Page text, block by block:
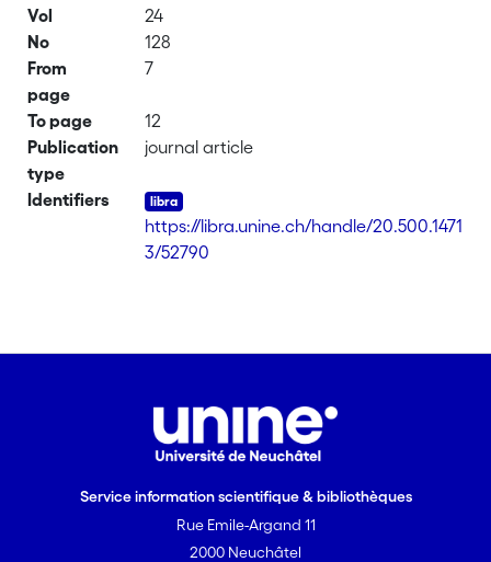
Vol
24
No
128
From
page
7
To page
12
Publication
type
journal article
Identifiers
https://libra.unine.ch/handle/20.500.1471
3/52790
Service information scientifique & bibliothèques
Rue Emile-Argand 11
2000 Neuchâtel